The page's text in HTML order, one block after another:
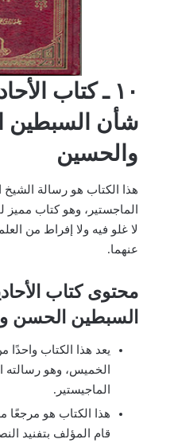
١٠ ـ كتاب
شأن السبطين
والحسين
هذا الكتاب هو رسالة الشيخ
الماجستير، وهو كتاب
لا غلو فيه ولا إفراط من
عنهما.
محتوى كتاب
السبطين الحسن
يعد هذا الكتاب
الخميس، وهو رسالته
الماجيستير.
هذا الكتاب هو مرجعًا
قام المؤلف بتفنيد